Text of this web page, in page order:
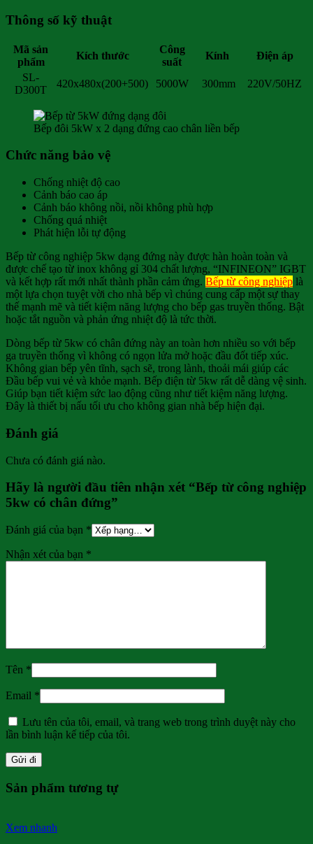
Thông số kỹ thuật
Mã sản
phẩm
Kích thước
Công
suất
Kính
Điện áp
SL-
D300T
420x480x(200+500) 5000W 300mm 220V/50HZ
Bếp đôi 5kW x 2 dạng đứng cao chân liền bếp
Chức năng bảo vệ
Chống nhiệt độ cao
Cảnh báo cao áp
Cảnh báo không nồi, nồi không phù hợp
Chống quá nhiệt
Phát hiện lỗi tự động
Bếp từ công nghiệp 5kw dạng đứng này được hàn hoàn toàn và
được chế tạo từ inox không gỉ 304 chất lượng, “INFINEON” IGBT
và kết hợp rất mới nhất thành phần cảm ứng. Bếp từ công nghiệp là
một lựa chọn tuyệt vời cho nhà bếp vì chúng cung cấp một sự thay
thế mạnh mẽ và tiết kiệm năng lượng cho bếp gas truyền thống. Bật
hoặc tắt nguồn và phản ứng nhiệt độ là tức thời.
Dòng bếp từ 5kw có chân đứng này an toàn hơn nhiều so với bếp
ga truyền thống vì không có ngọn lửa mở hoặc đầu đốt tiếp xúc.
Không gian bếp yên tĩnh, sạch sẽ, trong lành, thoải mái giúp các
Đầu bếp vui vẻ và khỏe mạnh. Bếp điện từ 5kw rất dễ dàng vệ sinh.
Giúp bạn tiết kiệm sức lao động cũng như tiết kiệm năng lượng.
Đây là thiết bị nấu tối ưu cho không gian nhà bếp hiện đại.
Đánh giá
Chưa có đánh giá nào.
Hãy là người đầu tiên nhận xét “Bếp từ công nghiệp
5kw có chân đứng”
Đánh giá của bạn *
Nhận xét của bạn *
Tên *
Email *
Lưu tên của tôi, email, và trang web trong trình duyệt này cho
lần bình luận kế tiếp của tôi.
Sản phẩm tương tự
Xem nhanh